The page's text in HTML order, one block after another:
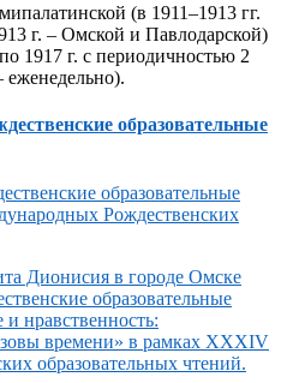
(в 1911–1913 гг.
г. – Омской и Павлодарской)
1917 г. с периодичностью 2
еженедельно).
образовательные
Дионисия в городе Омске
образовательные
нравственность:
времени» в рамках XXXIV
образовательных чтений.